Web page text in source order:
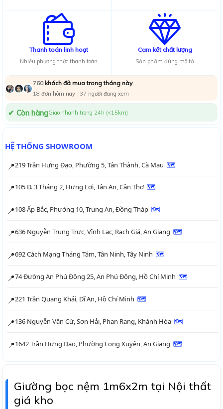
Thanh toán linh hoạt
Nhiều phương thức thanh toán
Cam kết chất lượng
Sản phẩm đúng mô tả
760khách đã mua trong tháng này
18 đơn hôm nay · 36 người đang xem
✔ Còn hàngGiao nhanh trong 24h (<15km)
HỆ THỐNG SHOWROOM
📍219 Trần Hưng Đạo, Phường 5, Tân Thành, Cà Mau 🗺
📍105 Đ. 3 Tháng 2, Hưng Lợi, Tân An, Cần Thơ 🗺
📍108 Ấp Bắc, Phường 10, Trung An, Đồng Tháp 🗺
📍636 Nguyễn Trung Trực, Vĩnh Lạc, Rạch Giá, An Giang 🗺
📍692 Cách Mạng Tháng Tám, Tân Ninh, Tây Ninh 🗺
📍74 Đường An Phú Đông 25, An Phú Đông, Hồ Chí Minh 🗺
📍221 Trần Quang Khải, Dĩ An, Hồ Chí Minh 🗺
📍136 Nguyễn Văn Cừ, Sơn Hải, Phan Rang, Khánh Hòa 🗺
📍1642 Trần Hưng Đạo, Phường Long Xuyên, An Giang 🗺
Giường bọc nệm 1m6x2m tại Nội thất
giá kho